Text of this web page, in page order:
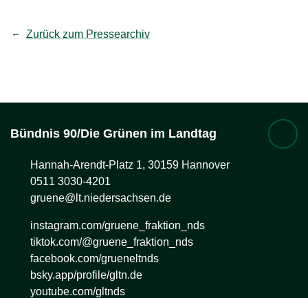
Zurück zum Pressearchiv
Bündnis 90/Die Grünen im Landtag
Hannah-Arendt-Platz 1, 30159 Hannover
0511 3030-4201
gruene@lt.niedersachsen.de
instagram.com/gruene_fraktion_nds
tiktok.com/@gruene_fraktion_nds
facebook.com/grueneltnds
bsky.app/profile/gltn.de
youtube.com/gltnds